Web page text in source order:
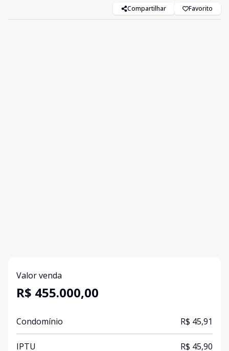
Compartilhar Favorito
Valor venda
R$ 455.000,00
Condomínio R$ 45,91
IPTU R$ 45,90